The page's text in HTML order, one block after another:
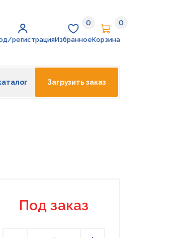
регистрация
Избранное
0
Избранное
Корзина
0
Корзина
Загрузить заказ
Под заказ